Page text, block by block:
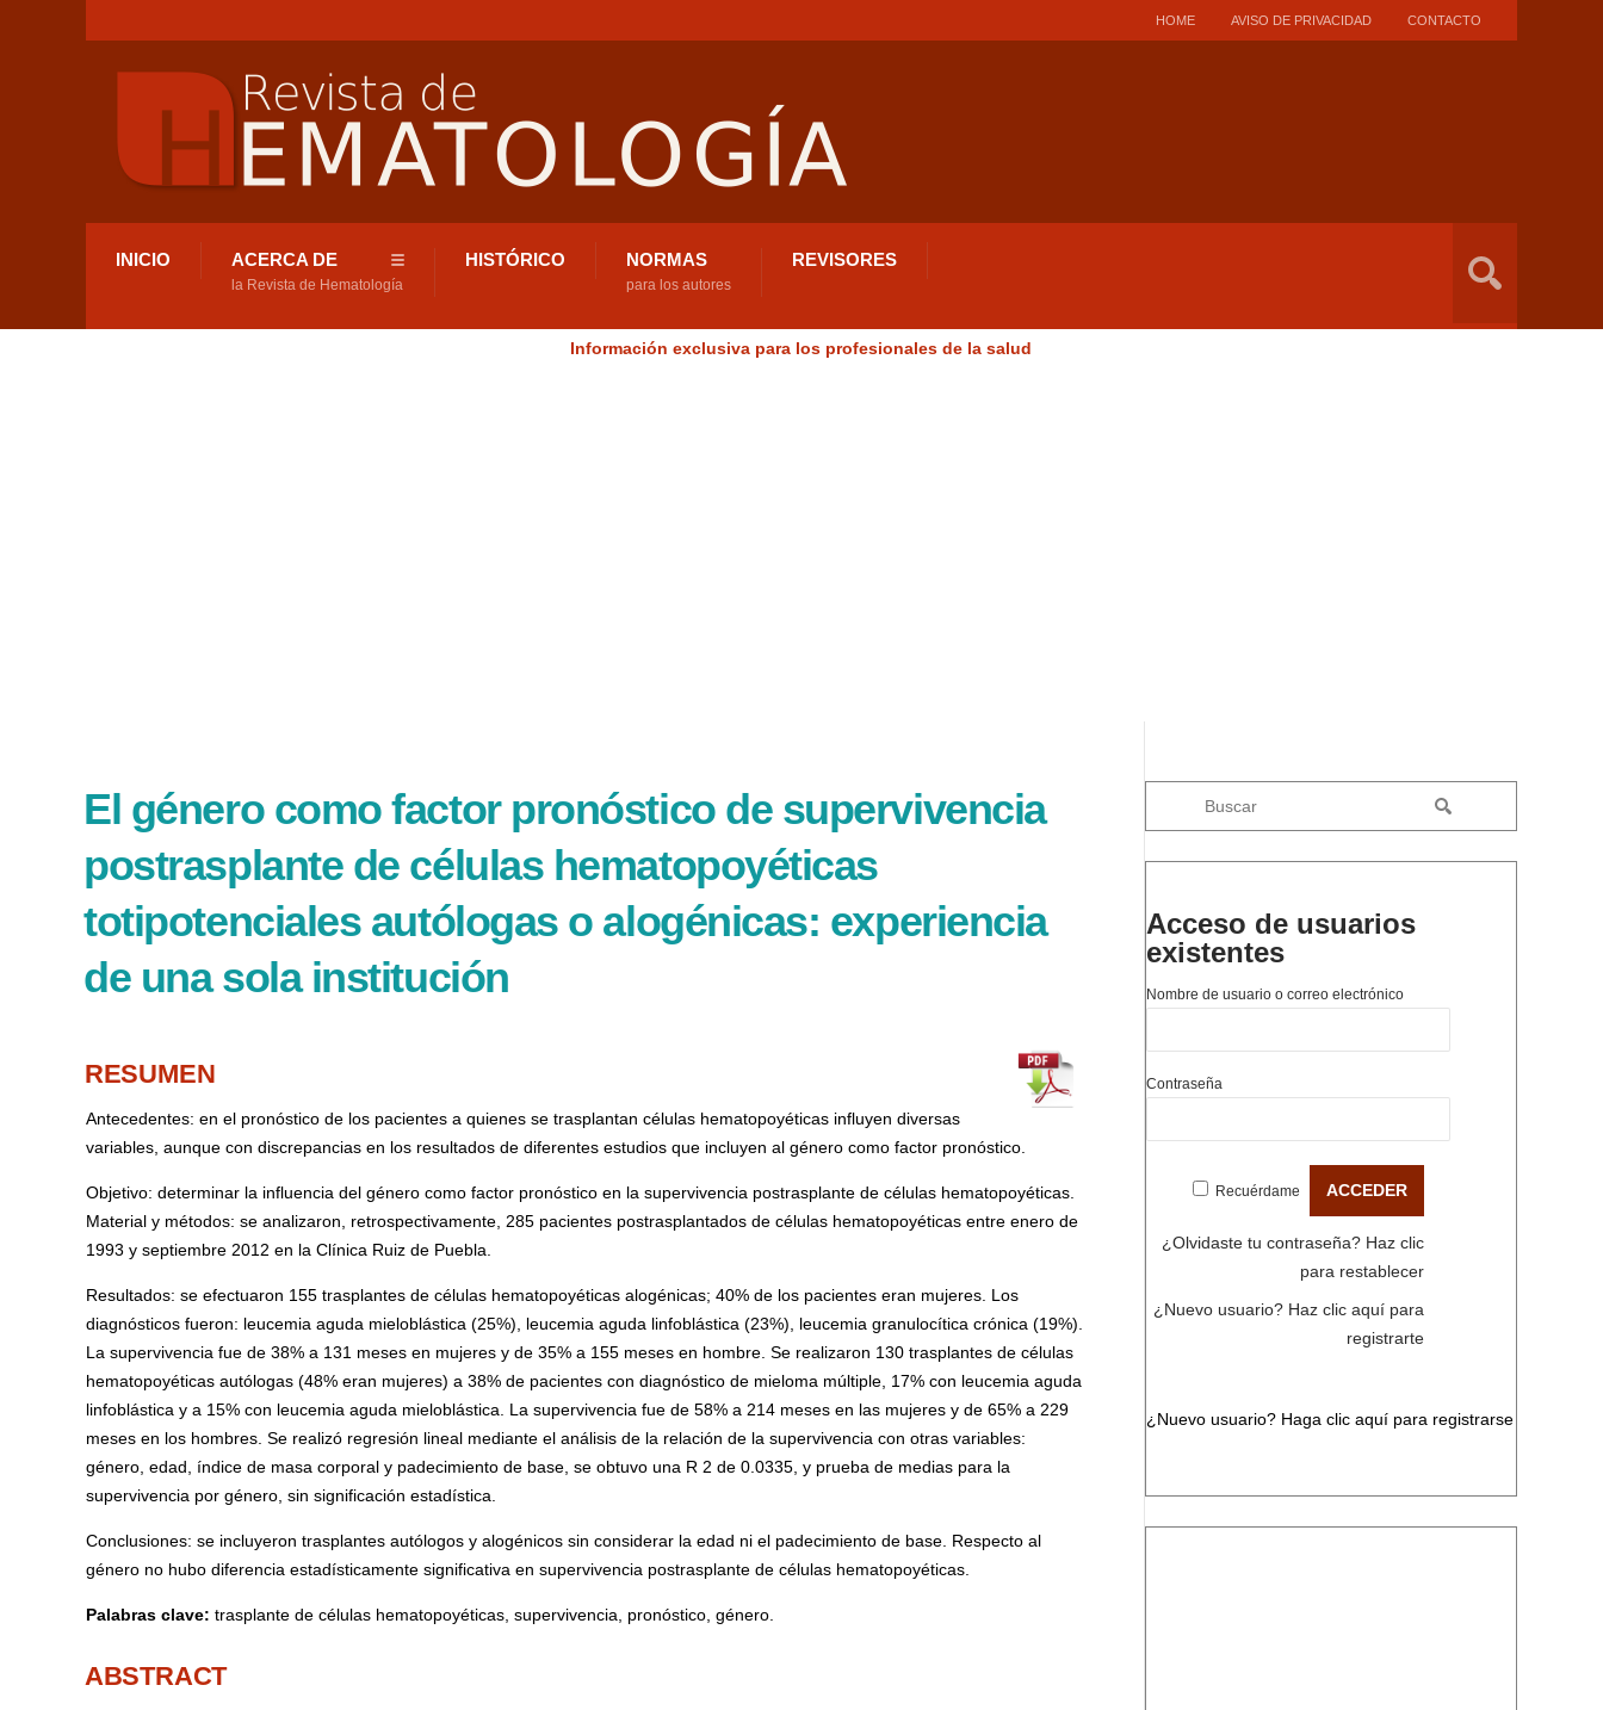
HOME AVISO DE PRIVACIDAD CONTACTO
INICIO ACERCA DE
la Revista de Hematología
HISTÓRICO NORMAS
para los autores
REVISORES
Información exclusiva para los profesionales de la salud
El género como factor pronóstico de supervivencia
postrasplante de células hematopoyéticas
totipotenciales autólogas o alogénicas: experiencia
de una sola institución
RESUMEN
Antecedentes: en el pronóstico de los pacientes a quienes se trasplantan células hematopoyéticas influyen diversas
variables, aunque con discrepancias en los resultados de diferentes estudios que incluyen al género como factor pronóstico.
Objetivo: determinar la influencia del género como factor pronóstico en la supervivencia postrasplante de células hematopoyéticas.
Material y métodos: se analizaron, retrospectivamente, 285 pacientes postrasplantados de células hematopoyéticas entre enero de
1993 y septiembre 2012 en la Clínica Ruiz de Puebla.
Resultados: se efectuaron 155 trasplantes de células hematopoyéticas alogénicas; 40% de los pacientes eran mujeres. Los
diagnósticos fueron: leucemia aguda mieloblástica (25%), leucemia aguda linfoblástica (23%), leucemia granulocítica crónica (19%).
La supervivencia fue de 38% a 131 meses en mujeres y de 35% a 155 meses en hombre. Se realizaron 130 trasplantes de células
hematopoyéticas autólogas (48% eran mujeres) a 38% de pacientes con diagnóstico de mieloma múltiple, 17% con leucemia aguda
linfoblástica y a 15% con leucemia aguda mieloblástica. La supervivencia fue de 58% a 214 meses en las mujeres y de 65% a 229
meses en los hombres. Se realizó regresión lineal mediante el análisis de la relación de la supervivencia con otras variables:
género, edad, índice de masa corporal y padecimiento de base, se obtuvo una R 2 de 0.0335, y prueba de medias para la
supervivencia por género, sin significación estadística.
Conclusiones: se incluyeron trasplantes autólogos y alogénicos sin considerar la edad ni el padecimiento de base. Respecto al
género no hubo diferencia estadísticamente significativa en supervivencia postrasplante de células hematopoyéticas.
Palabras clave: trasplante de células hematopoyéticas, supervivencia, pronóstico, género.
ABSTRACT
Acceso de usuarios
existentes
Nombre de usuario o correo electrónico
Contraseña
Recuérdame
¿Olvidaste tu contraseña? Haz clic
para restablecer
¿Nuevo usuario? Haz clic aquí para
registrarte
¿Nuevo usuario? Haga clic aquí para registrarse